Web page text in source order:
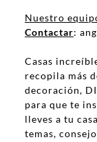
Nuestro
Contactar:
Casas
recopila más
decoración,
para que te
lleves a tu
temas,